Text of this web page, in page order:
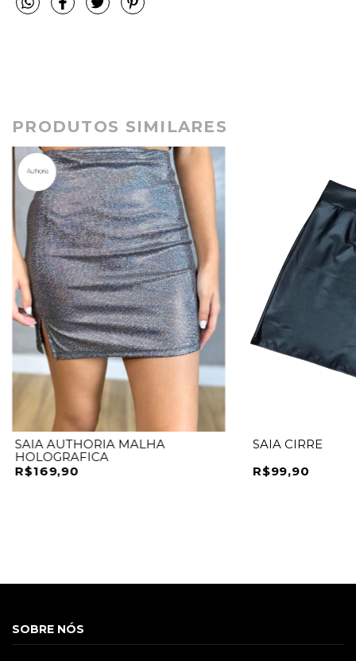
PRODUTOS SIMILARES
SAIA AUTHORIA MALHA
HOLOGRAFICA
R$169,90
SAIA CIRRE
R$99,90
SOBRE NÓS